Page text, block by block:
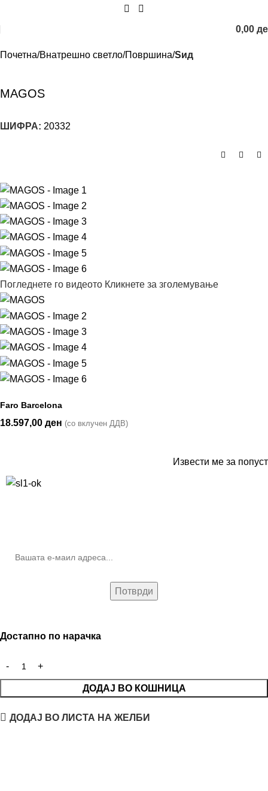
0,00
Почетна Внатрешно светло Површина Sид
MAGOS
ШИФРА: 20332
Погледнете го видеото Кликнете за зголемување
Faro Barcelona
18.597,00 ден (со вклучен ДДВ)
Извести ме за попуст
Достапно по нарачка
ДОДАЈ ВО КОШНИЦА
ДОДАЈ ВО ЛИСТА НА ЖЕЛБИ